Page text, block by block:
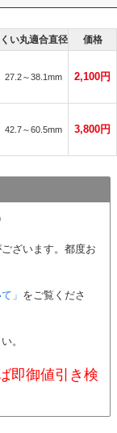
くい丸適合直径 価格
27.2～38.1mm 2,100円
42.7～60.5mm 3,800円
ざいます。都度お
」 をご覧くださ
。
即御値引き検